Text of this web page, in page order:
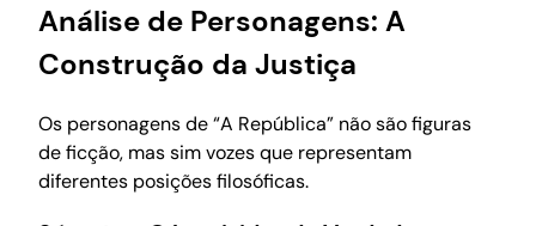
Análise de Personagens: A
Construção da Justiça
Os personagens de “A República” não são figuras
de ficção, mas sim vozes que representam
diferentes posições filosóficas.